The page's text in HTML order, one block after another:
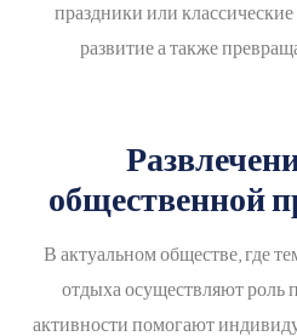
праздники или
развитие а также
общественной
В актуальном обществе, где
отдыха осуществляют роль
активности помогают